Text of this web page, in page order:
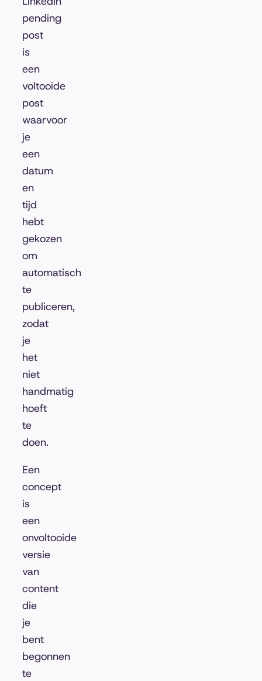
pending
post
is
een
voltooide
post
waarvoor
je
een
datum
en
tijd
hebt
gekozen
om
automatisch
te
publiceren,
zodat
je
het
niet
handmatig
hoeft
te
doen.
Een
concept
is
een
onvoltooide
versie
van
content
die
je
bent
begonnen
te